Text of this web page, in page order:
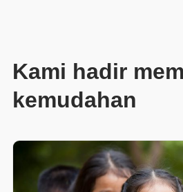
Kami hadir
kemudahan